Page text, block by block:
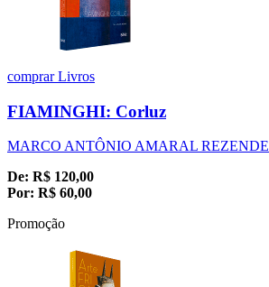
comprarLivros
FIAMINGHI: Corluz
MARCO ANTÔNIO AMARAL REZENDE
De: R$ 120,00
Por: R$ 60,00
Promoção